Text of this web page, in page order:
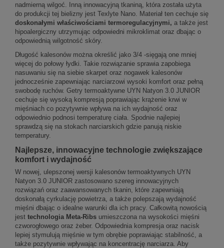
nadmierną wilgoć. Inną innowacyjną tkaniną, która została użyta
do produkcji tej bielizny jest Texlyte Nano. Materiał ten cechuje się
doskonałymi właściwościami termoregulacyjnymi, a także jest
hipoalergiczny utrzymując odpowiedni mikroklimat oraz dbając o
odpowiednią wilgotność skóry.
Długość kalesonów można określić jako 3/4 -sięgają one mniej
więcej do połowy łydki. Takie rozwiązanie sprawia zapobiega
nasuwaniu się na siebie skarpet oraz nogawek kalesonów
jednocześnie zapewniając narciarzowi wysoki komfort oraz pełną
swobodę ruchów. Getry termoaktywne UYN Natyon 3.0 JUNIOR
cechuje się wysoką kompresją poprawiając krążenie krwi w
mięśniach co pozytywnie wpływa na ich wydajność oraz
odpowiednio podnosi temperaturę ciała. Spodnie najlepiej
sprawdzą się na stokach narciarskich gdzie panują niskie
temperatury.
Najlepsze, innowacyjne technologie zwiększające
komfort i wydajność
W nowej, ulepszonej wersji kalesonów termoaktywnych UYN
Natyon 3.0 JUNIOR zastosowano szereg innowacyjnych
rozwiązań oraz zaawansowanych tkanin, które zapewniają
doskonałą cyrkulację powietrza, a także polepszają wydajność
mięśni dbając o idealne warunki dla ich pracy. Całkowitą nowością
jest technologia Meta-Ribs umieszczona na wysokości mięśni
czworogłowego oraz żeber. Odpowiednia kompresja oraz nacisk
lepiej stymulują mięśnie w tym obrębie poprawiając stabilność, a
także pozytywnie wpływając na koncentrację narciarza. Aby